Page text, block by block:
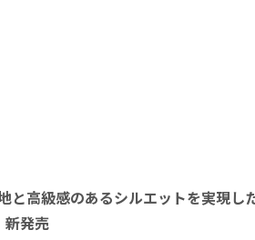
と高級感のあるシルエットを実現し
新発売